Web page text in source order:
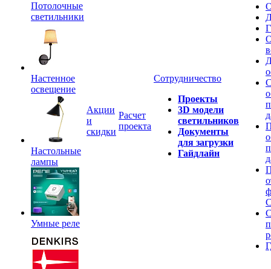
Потолочные
светильники
Настенное
освещение
Настольные
лампы
Умные реле
Акции
и
скидки
Расчет
проекта
Сотрудничество
Проекты
3D модели
светильников
Документы
для загрузки
Гайдлайн